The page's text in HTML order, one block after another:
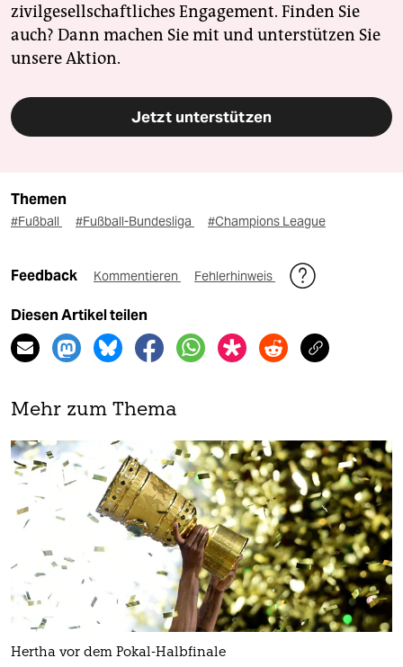
zivilgesellschaftliches Engagement. Finden Sie
auch? Dann machen Sie mit und unterstützen Sie
unsere Aktion.
Jetzt unterstützen
Themen
#Fußball #Fußball-Bundesliga #Champions League
Feedback Kommentieren Fehlerhinweis
Diesen Artikel teilen
Mehr zum Thema
Hertha vor dem Pokal-Halbfinale